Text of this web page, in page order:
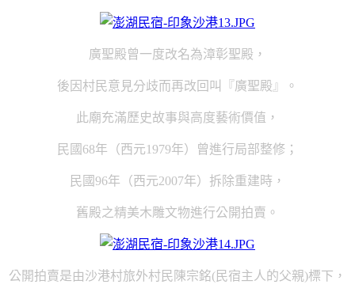
廣聖殿曾一度改名為漳彰聖殿，
後因村民意見分歧而再改回叫『廣聖殿』。
此廟充滿歷史故事與高度藝術價值，
民國68年（西元1979年）曾進行局部整修；
民國96年（西元2007年）拆除重建時，
舊殿之精美木雕文物進行公開拍賣。
公開拍賣是由沙港村旅外村民陳宗銘(民宿主人的父親)標下，